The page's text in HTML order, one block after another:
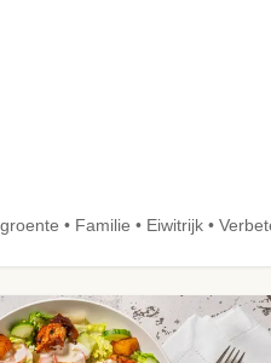
• Familie • Eiwitrijk •